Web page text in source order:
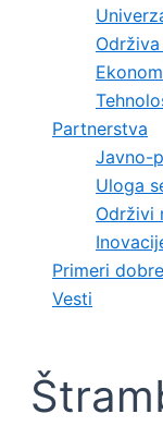
Partnerstva
Javno-
Uloga
Održivi
Primeri
Vesti